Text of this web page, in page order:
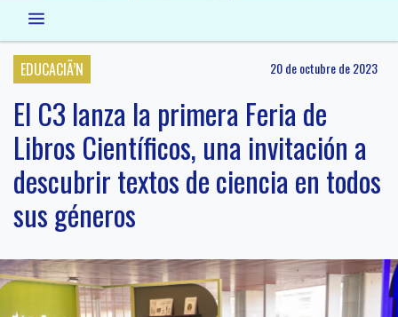
EDUCACIÃ’N 20 de octubre de 2023
El C3 lanza la primera Feria de
Libros Científicos, una invitación a
descubrir textos de ciencia en todos
sus géneros